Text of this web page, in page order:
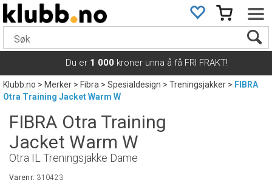
Du er 1 000 kroner unna å få FRI FRAKT!
Klubb.no>Merker>Fibra>Spesialdesign>Treningsjakker> FIBRA
Otra Training Jacket Warm W
FIBRA Otra Training
Jacket Warm W
Otra IL Treningsjakke Dame
Varenr: 310423